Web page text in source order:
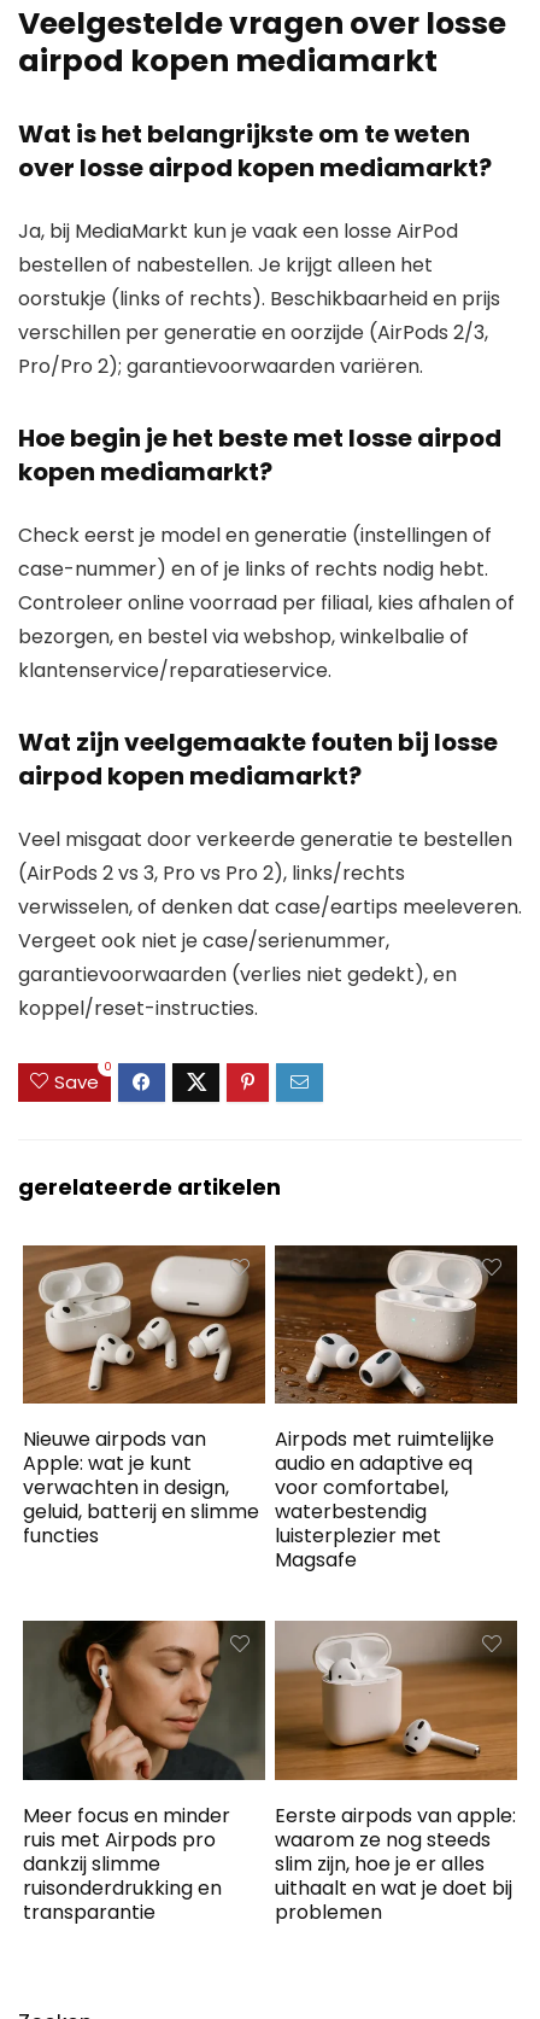
Veelgestelde vragen over losse
airpod kopen mediamarkt
Wat is het belangrijkste om te weten
over losse airpod kopen mediamarkt?
Ja, bij MediaMarkt kun je vaak een losse AirPod
bestellen of nabestellen. Je krijgt alleen het
oorstukje (links of rechts). Beschikbaarheid en prijs
verschillen per generatie en oorzijde (AirPods 2/3,
Pro/Pro 2); garantievoorwaarden variëren.
Hoe begin je het beste met losse airpod
kopen mediamarkt?
Check eerst je model en generatie (instellingen of
case-nummer) en of je links of rechts nodig hebt.
Controleer online voorraad per filiaal, kies afhalen of
bezorgen, en bestel via webshop, winkelbalie of
klantenservice/reparatieservice.
Wat zijn veelgemaakte fouten bij losse
airpod kopen mediamarkt?
Veel misgaat door verkeerde generatie te bestellen
(AirPods 2 vs 3, Pro vs Pro 2), links/rechts
verwisselen, of denken dat case/eartips meeleveren.
Vergeet ook niet je case/serienummer,
garantievoorwaarden (verlies niet gedekt), en
koppel/reset-instructies.
Save
0
gerelateerde artikelen
Nieuwe airpods van
Apple: wat je kunt
verwachten in design,
geluid, batterij en slimme
functies
Airpods met ruimtelijke
audio en adaptive eq
voor comfortabel,
waterbestendig
luisterplezier met
Magsafe
Meer focus en minder
ruis met Airpods pro
dankzij slimme
ruisonderdrukking en
transparantie
Eerste airpods van apple:
waarom ze nog steeds
slim zijn, hoe je er alles
uithaalt en wat je doet bij
problemen